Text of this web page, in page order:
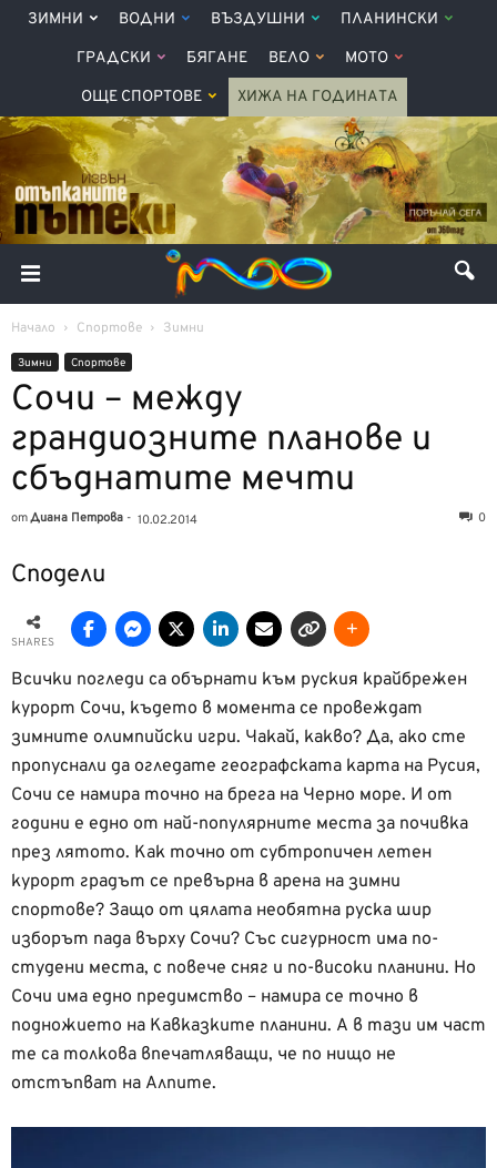
ЗИМНИ ВОДНИ ВЪЗДУШНИ ПЛАНИНСКИ
ГРАДСКИ БЯГАНЕ ВЕЛО МОТО
ОЩЕ СПОРТОВЕ ХИЖА НА ГОДИНАТА
Начало Спортове Зимни
Зимни Спортове
Сочи – между
грандиозните планове и
сбъднатите мечти
отДиана Петрова - 10.02.2014 0
Сподели
SHARES
Всички погледи са обърнати към руския крайбрежен
курорт Сочи, където в момента се провеждат
зимните олимпийски игри. Чакай, какво? Да, ако сте
пропуснали да огледате географската карта на Русия,
Сочи се намира точно на брега на Черно море. И от
години е едно от най-популярните места за почивка
през лятото. Как точно от субтропичен летен
курорт градът се превърна в арена на зимни
спортове? Защо от цялата необятна руска шир
изборът пада върху Сочи? Със сигурност има по-
студени места, с повече сняг и по-високи планини. Но
Сочи има едно предимство – намира се точно в
подножието на Кавказките планини. А в тази им част
те са толкова впечатляващи, че по нищо не
отстъпват на Алпите.